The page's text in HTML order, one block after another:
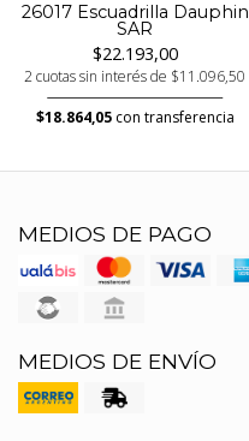
26017 Escuadrilla Dauphin
SAR
$22.193,00
2 cuotas sin interés de $11.096,50
$18.864,05con transferencia
MEDIOS DE PAGO
MEDIOS DE ENVÍO